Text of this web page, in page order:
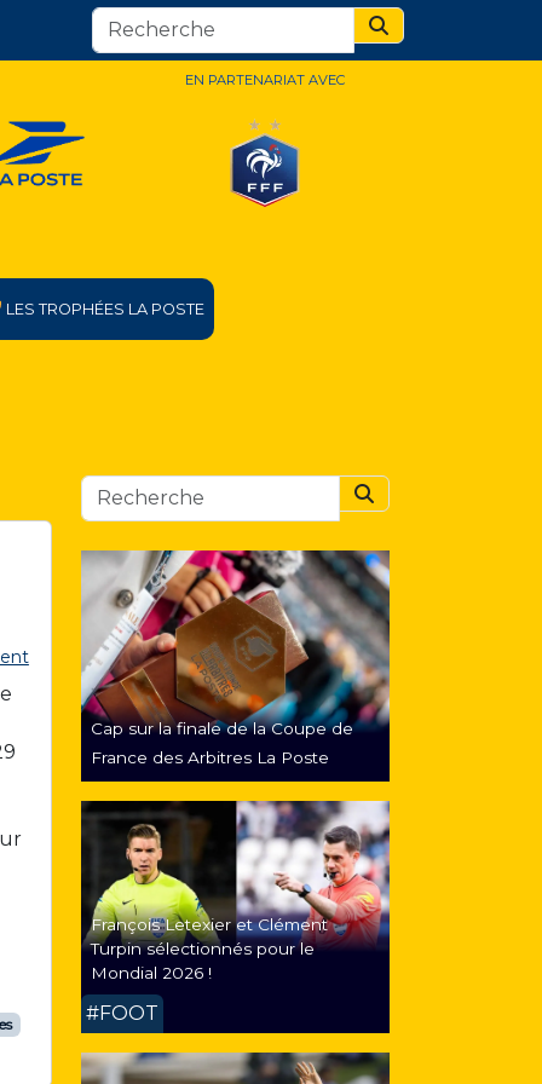
Search
EN PARTENARIAT AVEC
LES TROPHÉES LA POSTE
Search
Cap sur la finale de la Coupe de
France des Arbitres La Poste
François Letexier et Clément
Turpin sélectionnés pour le
Mondial 2026 !
#FOOT